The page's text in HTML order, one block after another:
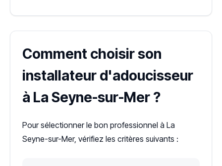
Comment choisir son
installateur d'adoucisseur
à La Seyne-sur-Mer ?
Pour sélectionner le bon professionnel à La
Seyne-sur-Mer, vérifiez les critères suivants :